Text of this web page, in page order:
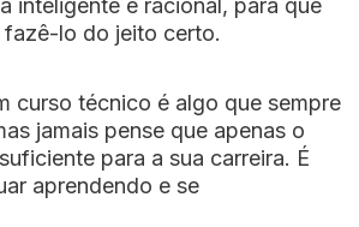
inteligente e racional, para que
lo do jeito certo.
curso técnico é algo que sempre
jamais pense que apenas o
para a sua carreira. É
aprendendo e se